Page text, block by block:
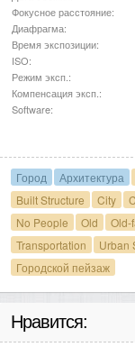
Фокусное расстояние:
Диафрагма:
Время экспозиции:
ISO:
Режим эксп.:
Компенсация эксп.:
Software:
Город Архитектура
Built Structure
City
No People
Old Old-
Transportation
Urban
Городской пейзаж
Нравится: